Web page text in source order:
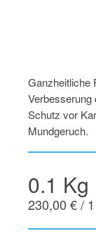
Ganzheitliche
Verbesserung
Schutz vor
Mundgeruch.
0.1 Kg
230,00 € /